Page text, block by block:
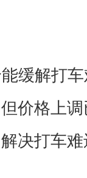
缓解打
价格上
决打车